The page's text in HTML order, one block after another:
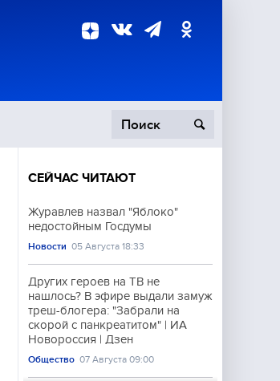
СЕЙЧАС ЧИТАЮТ
Журавлев назвал "Яблоко"
недостойным Госдумы
Новости 05 Августа 18:33
Других героев на ТВ не
нашлось? В эфире выдали замуж
треш-блогера: "Забрали на
скорой с панкреатитом" | ИА
Новороссия | Дзен
Общество 07 Августа 09:00